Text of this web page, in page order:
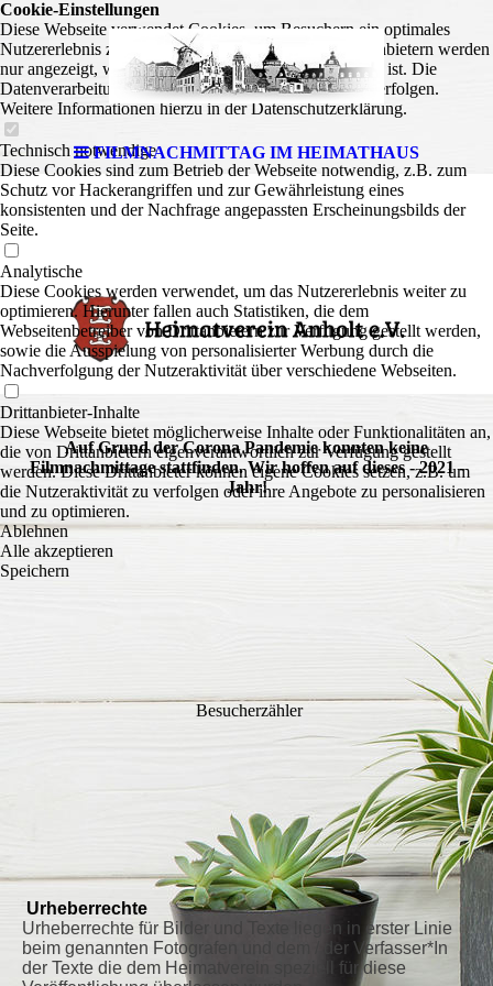
FILMNACHMITTAG IM HEIMATHAUS
Auf Grund der Corona Pandemie konnten keine
Filmnachmittage stattfinden. Wir hoffen auf dieses - 2021 -
Jahr!
Besucherzähler
Urheberrechte
Urheberrechte für Bilder und Texte liegen in erster Linie
beim genannten Fotografen und dem / der Verfasser*In
der Texte die dem Heimatverein speziell für diese
Cookie-Einstellungen
Diese Webseite verwendet Cookies, um Besuchern ein optimales
Nutzererlebnis zu bieten. Bestimmte Inhalte von Drittanbietern werden
nur angezeigt, wenn die entsprechende Option aktiviert ist. Die
Datenverarbeitung kann dann auch in einem Drittland erfolgen.
Weitere Informationen hierzu in der Datenschutzerklärung.
Technisch notwendige
Diese Cookies sind zum Betrieb der Webseite notwendig, z.B. zum
Schutz vor Hackerangriffen und zur Gewährleistung eines
konsistenten und der Nachfrage angepassten Erscheinungsbilds der
Seite.
Analytische
Diese Cookies werden verwendet, um das Nutzererlebnis weiter zu
optimieren. Hierunter fallen auch Statistiken, die dem
Webseitenbetreiber von Drittanbietern zur Verfügung gestellt werden,
sowie die Ausspielung von personalisierter Werbung durch die
Nachverfolgung der Nutzeraktivität über verschiedene Webseiten.
Drittanbieter-Inhalte
Diese Webseite bietet möglicherweise Inhalte oder Funktionalitäten an,
die von Drittanbietern eigenverantwortlich zur Verfügung gestellt
werden. Diese Drittanbieter können eigene Cookies setzen, z.B. um
die Nutzeraktivität zu verfolgen oder ihre Angebote zu personalisieren
und zu optimieren.
Ablehnen
Alle akzeptieren
Speichern